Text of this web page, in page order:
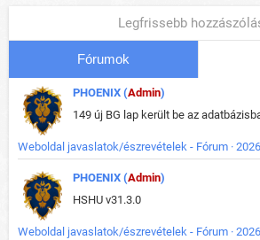
Legfrissebb
Fórumok
PHOENIX (Admin)
Weboldal javaslatok/észrevételek - Fórum ·
PHOENIX (Admin)
HSHU v31.3.0
Weboldal javaslatok/észrevételek - Fórum ·